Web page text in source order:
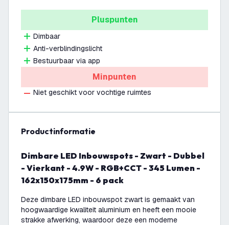
Pluspunten
Dimbaar
Anti-verblindingslicht
Bestuurbaar via app
Minpunten
Niet geschikt voor vochtige ruimtes
productinformatie
Dimbare LED Inbouwspots - Zwart - Dubbel
- Vierkant - 4.9W - RGB+CCT - 345 Lumen -
162x150x175mm - 6 pack
Deze dimbare LED inbouwspot zwart is gemaakt van
hoogwaardige kwaliteit aluminium en heeft een mooie
strakke afwerking, waardoor deze een moderne